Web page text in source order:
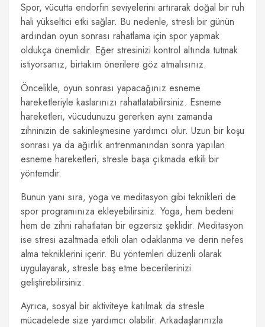
Spor, vücutta endorfin seviyelerini artırarak doğal bir ruh
hali yükseltici etki sağlar. Bu nedenle, stresli bir günün
ardından oyun sonrası rahatlama için spor yapmak
oldukça önemlidir. Eğer stresinizi kontrol altında tutmak
istiyorsanız, birtakım önerilere göz atmalısınız.
Öncelikle, oyun sonrası yapacağınız esneme
hareketleriyle kaslarınızı rahatlatabilirsiniz. Esneme
hareketleri, vücudunuzu gererken aynı zamanda
zihninizin de sakinleşmesine yardımcı olur. Uzun bir koşu
sonrası ya da ağırlık antrenmanından sonra yapılan
esneme hareketleri, stresle başa çıkmada etkili bir
yöntemdir.
Bunun yanı sıra, yoga ve meditasyon gibi teknikleri de
spor programınıza ekleyebilirsiniz. Yoga, hem bedeni
hem de zihni rahatlatan bir egzersiz şeklidir. Meditasyon
ise stresi azaltmada etkili olan odaklanma ve derin nefes
alma tekniklerini içerir. Bu yöntemleri düzenli olarak
uygulayarak, stresle baş etme becerilerinizi
geliştirebilirsiniz.
Ayrıca, sosyal bir aktiviteye katılmak da stresle
mücadelede size yardımcı olabilir. Arkadaşlarınızla